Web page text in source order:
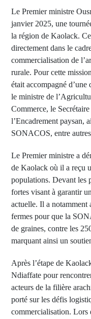
Le Premier ministre
janvier 2025, une
la région de Kaolack.
directement dans le
commercialisation de
rurale. Pour cette
était accompagné
le ministre de
Commerce, le
l’Encadrement paysan,
SONACOS, entre
Le Premier ministre a
de Kaolack où il a reçu
populations. Devant les
fortes visant à garantir
actuelle. Il a notamment
fermes pour que la
de graines, contre les
marquant ainsi un
Après l’étape de
Ndiaffate pour
acteurs de la filière
porté sur les défis
commercialisation. Lors